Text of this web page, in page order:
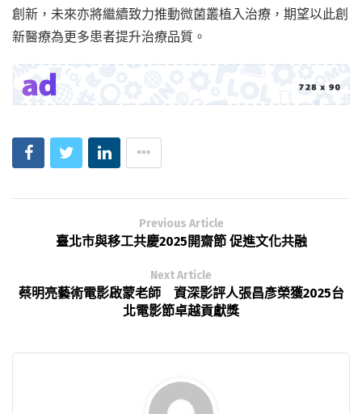
創新，未來亦將繼續致力推動微菌叢植入治療，期望以此創
新醫療為更多患者提升治療品質。
Previous Article
臺北市與移工共慶2025開齋節 促進文化共融
Next Article
蔡明亮藝術電影啟蒙老師 資深影評人張昌彥榮獲2025台
北電影節卓越貢獻獎